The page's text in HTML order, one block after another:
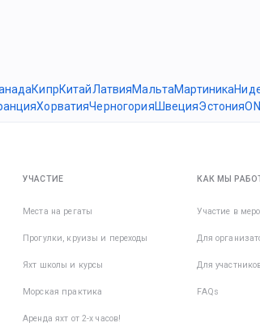
КипрКитайЛатвияМальтаМартиника
ХорватияЧерногорияШвецияЭстония
УЧАСТИЕ
Места на регаты
Прогулки, круизы и переходы
Яхт школы и курсы
Морская практика
Аренда яхт от 2-х часов!
КАК МЫ
Участие в
Для
Для
FAQs